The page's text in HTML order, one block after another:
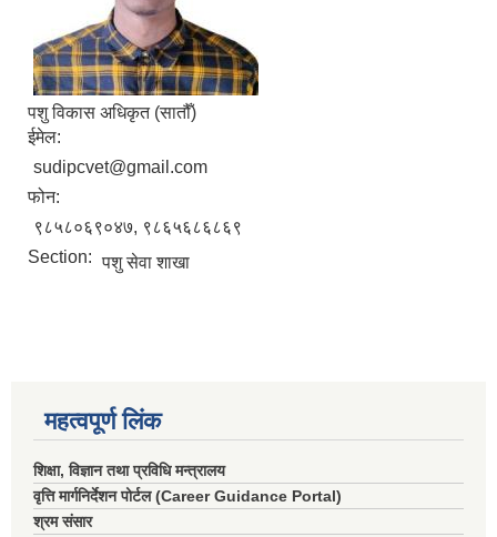
पशु विकास अधिकृत (सातौँ)
ईमेल:
sudipcvet@gmail.com
फोन:
९८५८०६९०४७, ९८६५६८६८६९
Section: पशु सेवा शाखा
महत्वपूर्ण लिंक
शिक्षा, विज्ञान तथा प्रविधि मन्त्रालय
वृत्ति मार्गनिर्देशन पोर्टल (Career Guidance Portal)
श्रम संसार